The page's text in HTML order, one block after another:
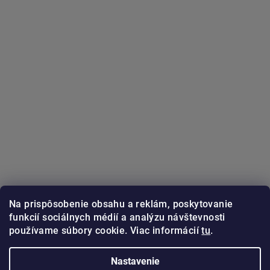
Na prispôsobenie obsahu a reklám, poskytovanie
funkcií sociálnych médií a analýzu návštevnosti
používame súbory cookie. Viac informáciítu.
Nastavenie
Sledovať na Instagrame